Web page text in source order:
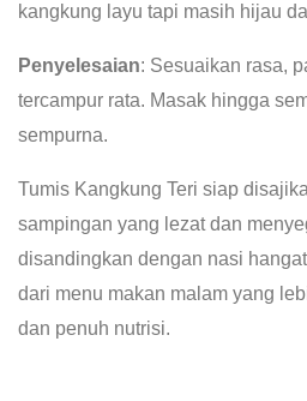
kangkung layu tapi masih hijau
Penyelesaian: Sesuaikan rasa,
tercampur rata. Masak hingga
sempurna.
Tumis Kangkung Teri siap
sampingan yang lezat dan
disandingkan dengan nasi
dari menu makan malam yang
dan penuh nutrisi.